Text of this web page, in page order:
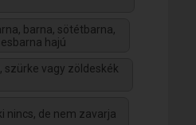
barna, sötétbarna,
hajú
szürke vagy zöldeskék
nincs, de nem zavarja